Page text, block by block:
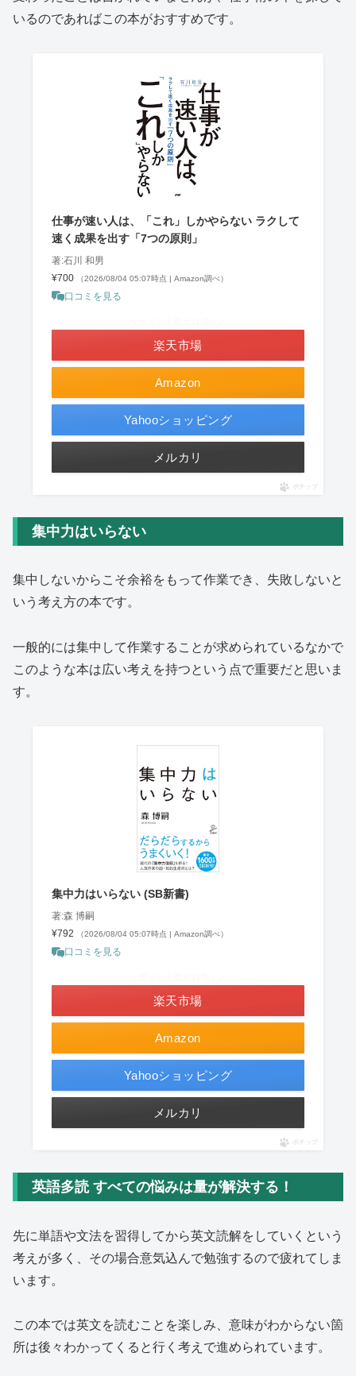
いるのであればこの本がおすすめです。
仕事が速い人は、「これ」しかやらない ラクして
速く成果を出す「7つの原則」
著:石川 和男
¥700
（2026/08/04 05:07時点 | Amazon調べ）
口コミを見る
Amazon
楽天市場
Yahooショッピング
メルカリ
ポチップ
集中力はいらない
集中しないからこそ余裕をもって作業でき、失敗しないと
いう考え方の本です。
一般的には集中して作業することが求められているなかで
このような本は広い考えを持つという点で重要だと思いま
す。
集中力はいらない (SB新書)
著:森 博嗣
¥792
（2026/08/04 05:07時点 | Amazon調べ）
口コミを見る
Amazon
楽天市場
Yahooショッピング
メルカリ
ポチップ
英語多読 すべての悩みは量が解決する！
先に単語や文法を習得してから英文読解をしていくという
考えが多く、その場合意気込んで勉強するので疲れてしま
います。
この本では英文を読むことを楽しみ、意味がわからない箇
所は後々わかってくると行く考えで進められています。